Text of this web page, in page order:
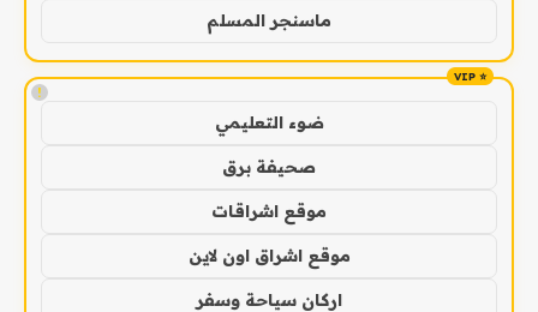
ماسنجر المسلم
!
ضوء التعليمي
صحيفة برق
موقع اشراقات
موقع اشراق اون لاين
اركان سياحة وسفر